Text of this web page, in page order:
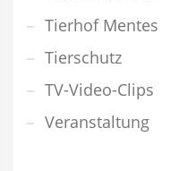
Tierhof Mentes
Tierschutz
TV-Video-Clips
Veranstaltung